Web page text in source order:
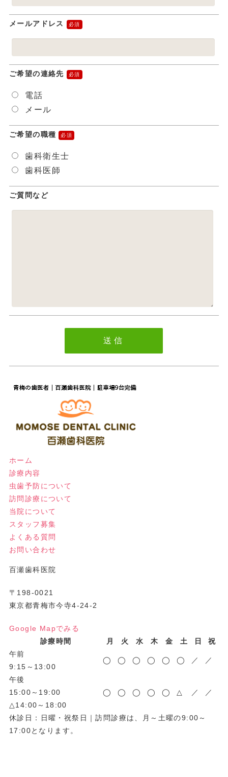
メールアドレス
ご希望の連絡先
電話
メール
ご希望の職種
歯科衛生士
歯科医師
ご質問など
ホーム
診療内容
虫歯予防について
訪問診療について
当院について
スタッフ募集
よくある質問
お問い合わせ
百瀬歯科医院
〒198-0021
東京都青梅市今寺4-24-2
Google Mapでみる
診療時間
月 火 水 木 金 土 日
祝
午前
9:15～13:00
◯ ◯ ◯ ◯ ◯ ◯ ／ ／
午後
15:00～19:00
△14:00～18:00
◯ ◯ ◯ ◯ ◯ △ ／ ／
休診日：日曜・祝祭日｜訪問診療は、月～土曜の9:00～
17:00となります。